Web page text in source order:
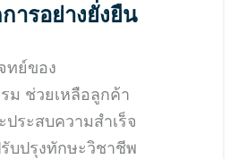
ารอย่างยั่งยืน
ทย์ของ
ม ช่วยเหลือลูกค้า
ประสบความสำเร็จ
บปรุงทักษะวิชาชีพ